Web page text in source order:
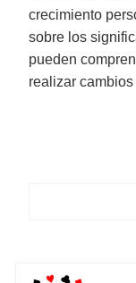
crecimiento
sobre los
pueden
realizar